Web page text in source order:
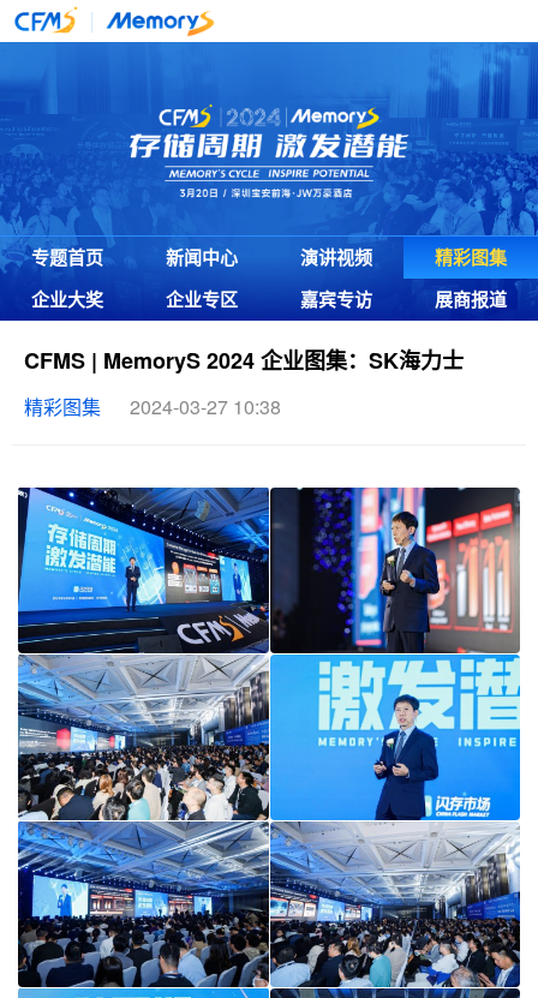
专题首页 新闻中心 演讲视频
精彩图集
企业大奖
企业专区 嘉宾专访 展商报道
CFMS | MemoryS 2024 企业图集：SK海力士
精彩图集 2024-03-27 10:38